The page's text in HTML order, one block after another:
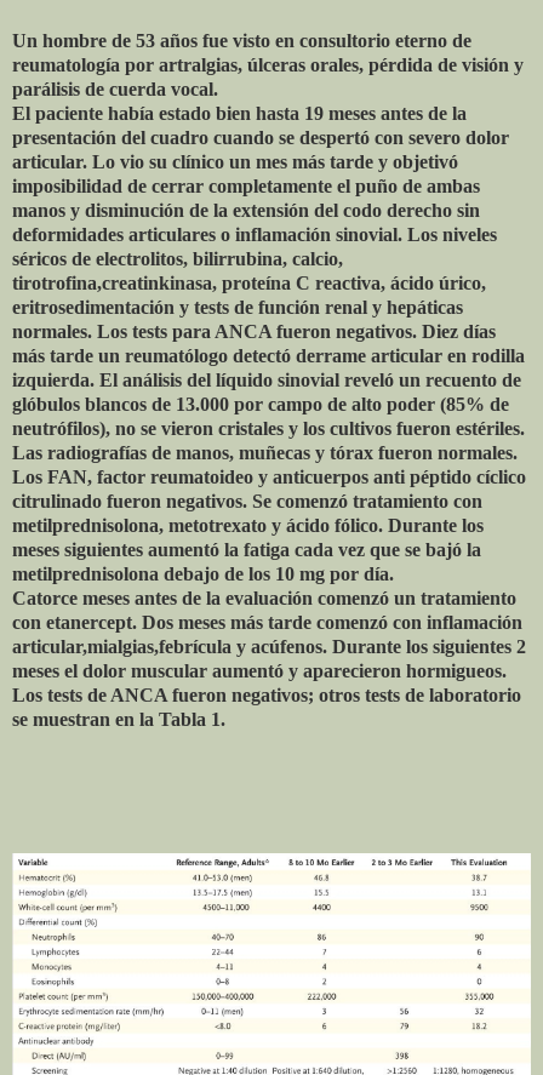
Un hombre de 53 años fue visto en consultorio eterno de
reumatología por artralgias, úlceras orales, pérdida de visión y
parálisis de cuerda vocal.
El paciente había estado bien hasta 19 meses antes de la
presentación del cuadro cuando se despertó con severo dolor
articular. Lo vio su clínico un mes más tarde y objetivó
imposibilidad de cerrar completamente el puño de ambas
manos y disminución de la extensión del codo derecho sin
deformidades articulares o inflamación sinovial. Los niveles
séricos de electrolitos, bilirrubina, calcio,
tirotrofina,creatinkinasa, proteína C reactiva, ácido úrico,
eritrosedimentación y tests de función renal y hepáticas
normales. Los tests para ANCA fueron negativos. Diez días
más tarde un reumatólogo detectó derrame articular en rodilla
izquierda. El análisis del líquido sinovial reveló un recuento de
glóbulos blancos de 13.000 por campo de alto poder (85% de
neutrófilos), no se vieron cristales y los cultivos fueron estériles.
Las radiografías de manos, muñecas y tórax fueron normales.
Los FAN, factor reumatoideo y anticuerpos anti péptido cíclico
citrulinado fueron negativos. Se comenzó tratamiento con
metilprednisolona, metotrexato y ácido fólico. Durante los
meses siguientes aumentó la fatiga cada vez que se bajó la
metilprednisolona debajo de los 10 mg por día.
Catorce meses antes de la evaluación comenzó un tratamiento
con etanercept. Dos meses más tarde comenzó con inflamación
articular,mialgias,febrícula y acúfenos. Durante los siguientes 2
meses el dolor muscular aumentó y aparecieron hormigueos.
Los tests de ANCA fueron negativos; otros tests de laboratorio
se muestran en la Tabla 1.